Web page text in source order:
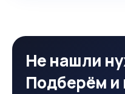
Не нашли
Подберём и